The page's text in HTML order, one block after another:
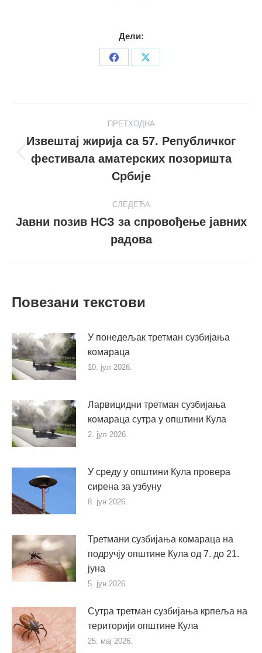
Дели:
Share
Share
navigation
ПРЕТХОДНА
Претходни
пост
Извештај жирија са 57. Републичког
фестивала аматерских позоришта
Србије
СЛЕДЕЋА
Следећи
пост
Јавни позив НСЗ за спровођење јавних
радова
Повезани текстови
У понедељак третман сузбијања
комараца
10. јул 2026.
Ларвицидни третман сузбијања
комараца сутра у општини Кула
2. јул 2026.
У среду у општини Кула провера
сирена за узбуну
8. јун 2026.
Третмани сузбијања комараца на
подручју општине Кула од 7. до 21.
јуна
5. јун 2026.
Сутра третман сузбијања крпеља на
територији општине Кула
25. мај 2026.